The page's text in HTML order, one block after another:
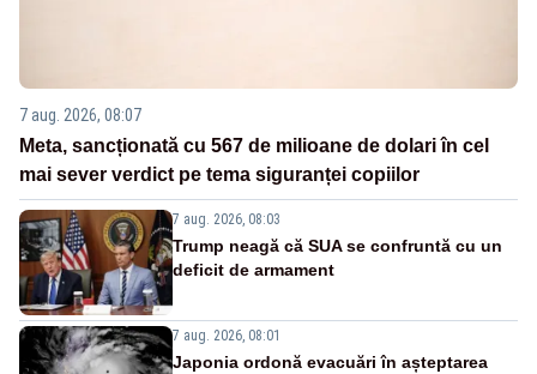
7 aug. 2026, 08:07
Meta, sancționată cu 567 de milioane de dolari în cel
mai sever verdict pe tema siguranței copiilor
7 aug. 2026, 08:03
Trump neagă că SUA se confruntă cu un
deficit de armament
7 aug. 2026, 08:01
Japonia ordonă evacuări în așteptarea